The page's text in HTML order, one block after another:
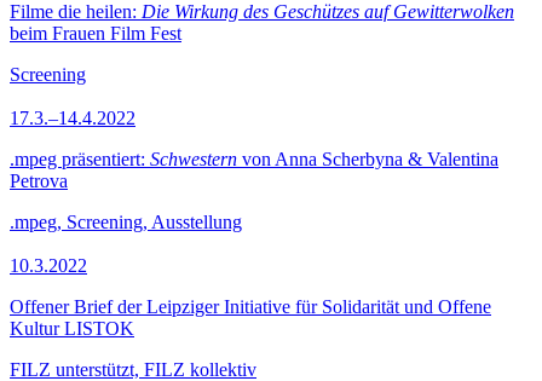
Filme die heilen: Die Wirkung des Geschützes auf Gewitterwolken
beim Frauen Film Fest
Screening
17.3.–14.4.2022
.mpeg präsentiert: Schwestern von Anna Scherbyna & Valentina
Petrova
.mpeg, Screening, Ausstellung
10.3.2022
Offener Brief der Leipziger Initiative für Solidarität und Offene
Kultur LISTOK
FILZ unterstützt, FILZ kollektiv